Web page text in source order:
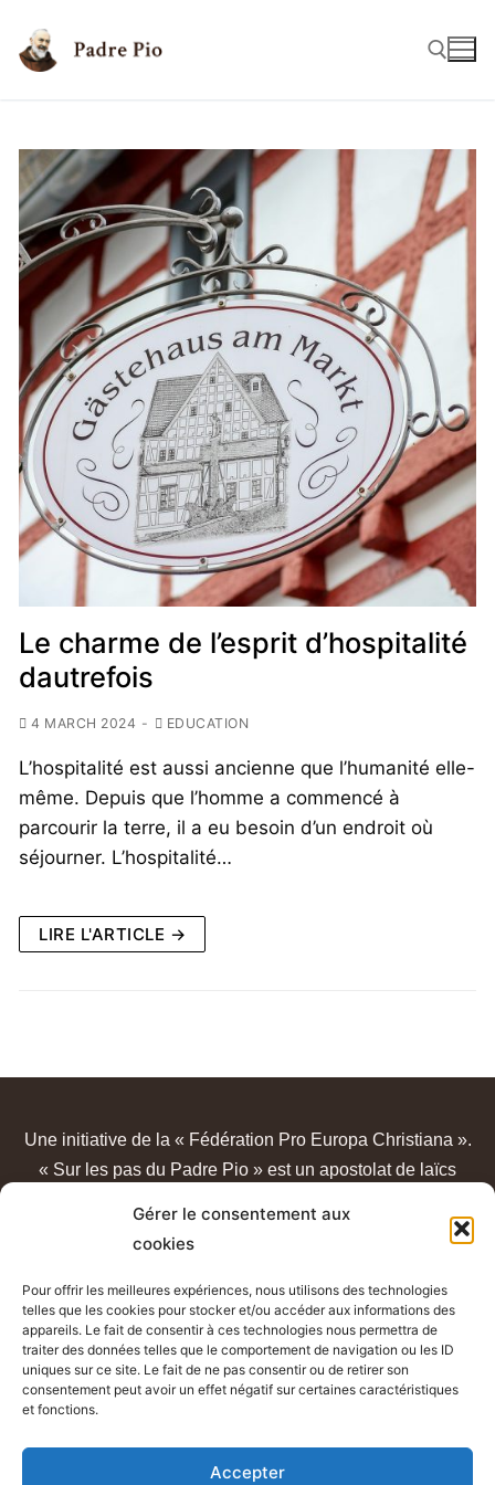
Gérer le consentement aux
cookies
Pour offrir les meilleures expériences, nous utilisons des technologies
telles que les cookies pour stocker et/ou accéder aux informations des
appareils. Le fait de consentir à ces technologies nous permettra de
traiter des données telles que le comportement de navigation ou les ID
uniques sur ce site. Le fait de ne pas consentir ou de retirer son
consentement peut avoir un effet négatif sur certaines caractéristiques
et fonctions.
Accepter
Le charme de l’esprit d’hospitalité
dautrefois
4 MARCH 2024 - EDUCATION
L’hospitalité est aussi ancienne que l’humanité elle-
même. Depuis que l’homme a commencé à
parcourir la terre, il a eu besoin d’un endroit où
séjourner. L’hospitalité…
LIRE L'ARTICLE →
Une initiative de la « Fédération Pro Europa Christiana ».
« Sur les pas du Padre Pio » est un apostolat de laïcs
Mentions légales - Conditions générales d’utilisation